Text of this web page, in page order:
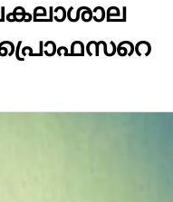
പ്രൊഫസറെ